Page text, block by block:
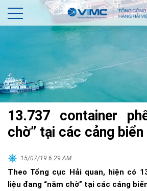
13.737 container
chờ” tại các cảng biển
15/07/19 6:29 AM
Theo Tổng cục Hải quan, hiện có
liệu đang “nằm chờ” tại các cảng